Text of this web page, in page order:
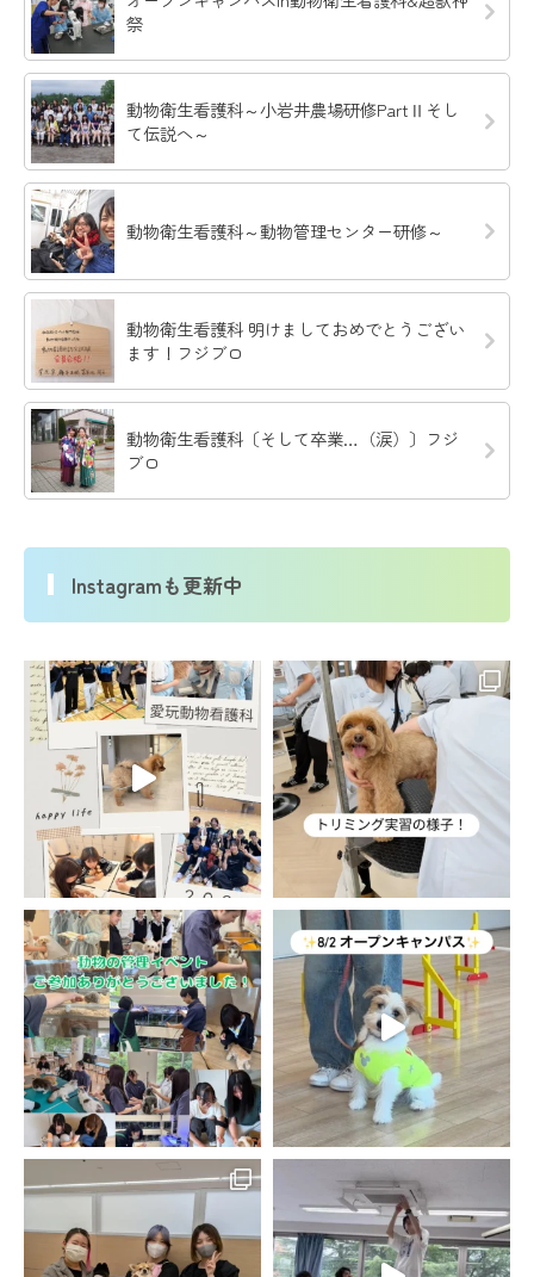
祭
動物衛生看護科～小岩井農場研修PartⅡそし
て伝説へ～
動物衛生看護科～動物管理センター研修～
動物衛生看護科 明けましておめでとうござい
ます！フジブロ
動物衛生看護科〔そして卒業…（涙）〕フジ
ブロ
Instagramも更新中